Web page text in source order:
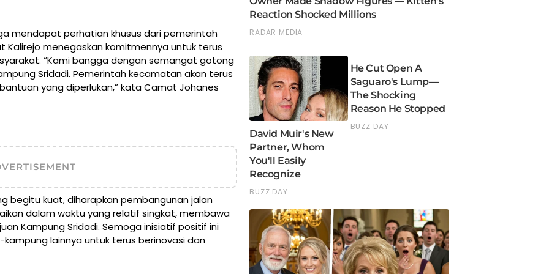
mendapat perhatian khusus dari pemerintah
menegaskan komitmennya untuk terus
“Kami bangga dengan semangat gotong
Sridadi. Pemerintah kecamatan akan terus
yang diperlukan,” kata Camat Johanes
begitu kuat, diharapkan pembangunan jalan
dalam waktu yang relatif singkat, membawa
Kampung Sridadi. Semoga inisiatif positif ini
lainnya untuk terus berinovasi dan